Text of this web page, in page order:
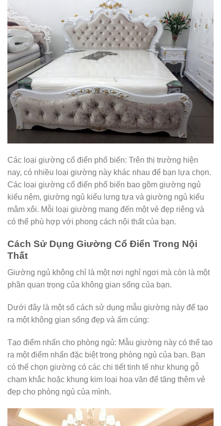
Các loại giường cổ điển phổ biến: Trên thị trường hiện
nay, có nhiều loại giường này khác nhau để bạn lựa chọn.
Các loại giường cổ điển phổ biến bao gồm giường ngủ
kiểu nệm, giường ngủ kiểu lưng tựa và giường ngủ kiểu
mâm xôi. Mỗi loại giường mang đến một vẻ đẹp riêng và
có thể phù hợp với phong cách nội thất của bạn.
Cách Sử Dụng Giường Cổ Điển Trong Nội
Thất
Giường ngủ không chỉ là một nơi nghỉ ngơi mà còn là một
phần quan trọng của không gian sống của bạn.
Dưới đây là một số cách sử dụng mẫu giường này để tạo
ra một không gian sống đẹp và ấm cúng:
Tạo điểm nhấn cho phòng ngủ: Mẫu giường này có thể tạo
ra một điểm nhấn đặc biệt trong phòng ngủ của bạn. Bạn
có thể chọn giường có các chi tiết tinh tế như khung gỗ
chạm khắc hoặc khung kim loại hoa văn để tăng thêm vẻ
đẹp cho phòng ngủ của mình.